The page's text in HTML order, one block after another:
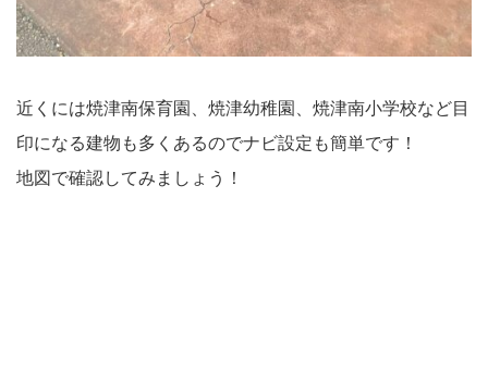
近くには焼津南保育園、焼津幼稚園、焼津南小学校など目
印になる建物も多くあるのでナビ設定も簡単です！
地図で確認してみましょう！